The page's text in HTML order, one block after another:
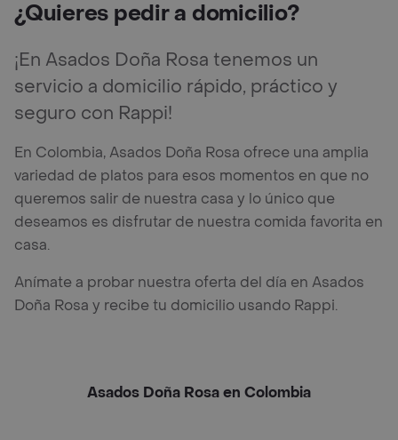
¿Quieres pedir a domicilio?
¡En Asados Doña Rosa tenemos un
servicio a domicilio rápido, práctico y
seguro con Rappi!
En Colombia, Asados Doña Rosa ofrece una amplia
variedad de platos para esos momentos en que no
queremos salir de nuestra casa y lo único que
deseamos es disfrutar de nuestra comida favorita en
casa.
Anímate a probar nuestra oferta del día en Asados
Doña Rosa y recibe tu domicilio usando Rappi.
Asados Doña Rosa en Colombia